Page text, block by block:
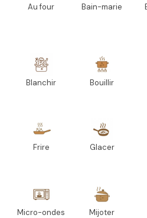
Au four Bain-marie
Blanchir Bouillir
Frire Glacer
Micro-ondes Mijoter